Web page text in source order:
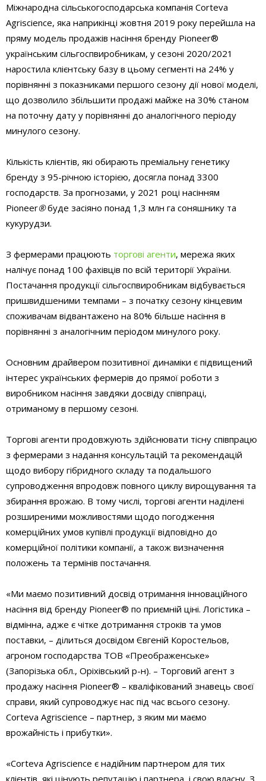
Міжнародна сільськогосподарська компанія Corteva
Agriscience, яка наприкінці жовтня 2019 року перейшла на
пряму модель продажів насіння бренду Pioneer®
українським сільгоспвиробникам, у сезоні 2020/2021
наростила клієнтську базу в цьому сегменті на 24% у
порівнянні з показниками першого сезону дії нової моделі,
що дозволило збільшити продажі майже на 30% станом
на поточну дату у порівнянні до аналогічного періоду
минулого сезону.
Кількість клієнтів, які обирають преміальну генетику
бренду з 95-річною історією, досягла понад 3300
господарств. За прогнозами, у 2021 році насінням
Pioneer®буде засіяно понад 1,3 млн га соняшнику та
кукурудзи.
З фермерами працюють торгові агенти, мережа яких
налічує понад 100 фахівців по всій території України.
Постачання продукції сільгоспвиробникам відбувається
пришвидшеними темпами – з початку сезону кінцевим
споживачам відвантажено на 80% більше насіння в
порівнянні з аналогічним періодом минулого року.
Основним драйвером позитивної динаміки є підвищений
інтерес українських фермерів до прямої роботи з
виробником насіння завдяки досвіду співпраці,
отриманому в першому сезоні.
Торгові агенти продовжують здійснювати тісну співпрацю
з фермерами з надання консультацій та рекомендацій
щодо вибору гібридного складу та подальшого
супроводження впродовж повного циклу вирощування та
збирання врожаю. В тому числі, торгові агенти наділені
розширеними можливостями щодо погодження
комерційних умов купівлі продукції відповідно до
комерційної політики компанії, а також визначення
положень та термінів постачання.
«Ми маємо позитивний досвід отримання інноваційного
насіння від бренду Pioneer® по приємній ціні. Логістика –
відмінна, адже є чітке дотримання строків та умов
поставки, – ділиться досвідом Євгеній Коростельов,
агроном господарства ТОВ «Преображенське»
(Запорізька обл., Оріхівський р-н). – Торговий агент з
продажу насіння Pioneer® – кваліфікований знавець своєї
справи, який супроводжує нас під час всього сезону.
Corteva Agriscience – партнер, з яким ми маємо
врожайність і прибутки».
«Corteva Agriscience є надійним партнером для тих
клієнтів, які цінують репутацію і партнера, і свою власну. З